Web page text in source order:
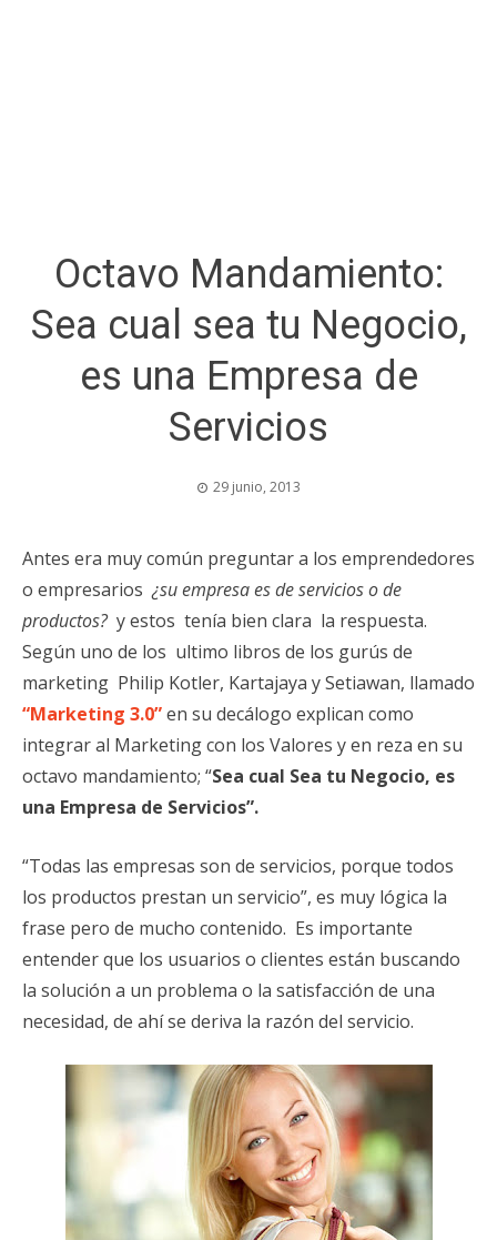
Octavo Mandamiento:
Sea cual sea tu Negocio,
es una Empresa de
Servicios
29 junio, 2013
Antes era muy común preguntar a los emprendedores
o empresarios ¿su empresa es de servicios o de
productos?y estos tenía bien clara la respuesta.
Según uno de los ultimo libros de los gurús de
marketing Philip Kotler, Kartajaya y Setiawan, llamado
“Marketing 3.0”en su decálogo explican como
integrar al Marketing con los Valores y en reza en su
octavo mandamiento; “Sea cual Sea tu Negocio, es
una Empresa de Servicios”.
“Todas las empresas son de servicios, porque todos
los productos prestan un servicio”, es muy lógica la
frase pero de mucho contenido. Es importante
entender que los usuarios o clientes están buscando
la solución a un problema o la satisfacción de una
necesidad, de ahí se deriva la razón del servicio.